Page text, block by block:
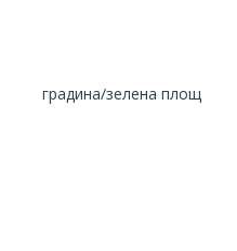
градина/зелена площ